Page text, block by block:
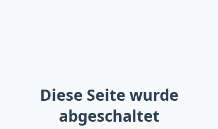
Diese Seite wurde
abgeschaltet